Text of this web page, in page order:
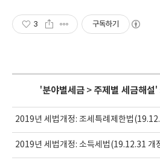
3 구독하기
'분야별세금 > 주제별 세금해설'
2019년 세법개정: 조세특례제한법
2019년 세법개정: 소득세법(19.12.31 개